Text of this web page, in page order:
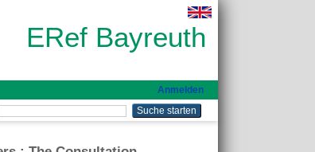
ERef Bayreuth
Anmelden